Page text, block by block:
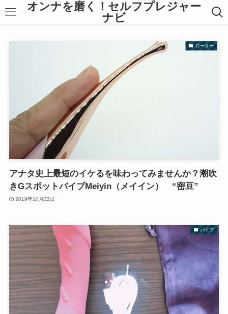
オンナを磨く！セルフプレジャー
ナビ
ローター
アナタ史上最短のイケるを味わってみませんか？潮吹
きGスポットバイブMeiyin（メイイン） “密豆”
2019年10月22日
バイブ